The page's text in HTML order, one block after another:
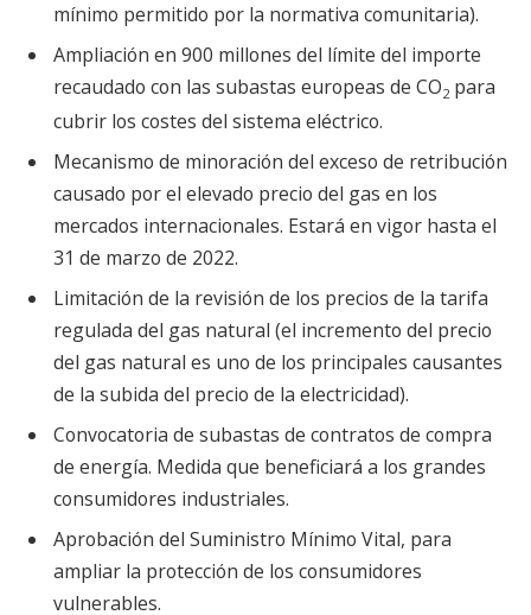
mínimo permitido por la normativa comunitaria).
Ampliación en 900 millones del límite del importe
recaudado con las subastas europeas de CO2 para
cubrir los costes del sistema eléctrico.
Mecanismo de minoración del exceso de retribución
causado por el elevado precio del gas en los
mercados internacionales. Estará en vigor hasta el
31 de marzo de 2022.
Limitación de la revisión de los precios de la tarifa
regulada del gas natural (el incremento del precio
del gas natural es uno de los principales causantes
de la subida del precio de la electricidad).
Convocatoria de subastas de contratos de compra
de energía. Medida que beneficiará a los grandes
consumidores industriales.
Aprobación del Suministro Mínimo Vital, para
ampliar la protección de los consumidores
vulnerables.